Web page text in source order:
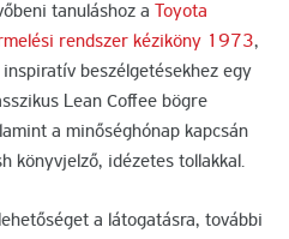
tanuláshoz a
Toyota
rendszer kéziköny 1973,
inspiratív beszélgetésekhez egy
Lean Coffee bögre
a minőséghónap kapcsán
könyvjelző, idézetes tollakkal.
a látogatásra, további